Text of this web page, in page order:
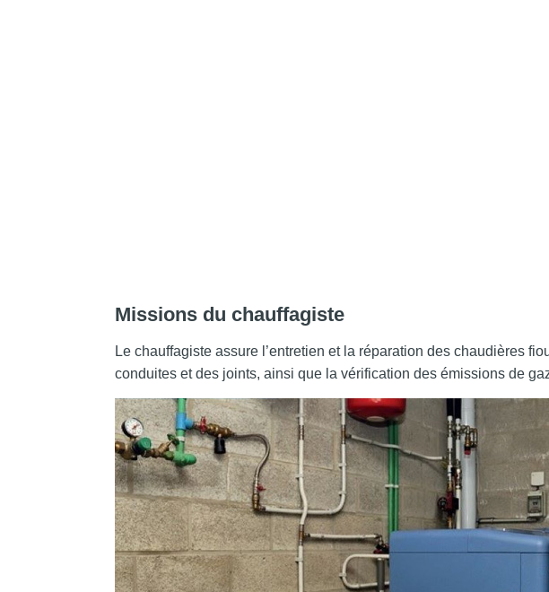
Missions du chauffagiste
Le chauffagiste assure l’entretien et la réparation des chaudières
conduites et des joints, ainsi que la vérification des émissions de